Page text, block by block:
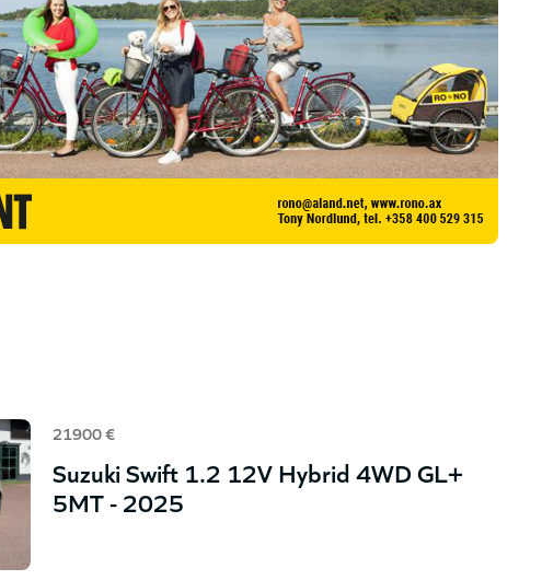
21900 €
Suzuki Swift 1.2 12V Hybrid 4WD GL+
5MT - 2025